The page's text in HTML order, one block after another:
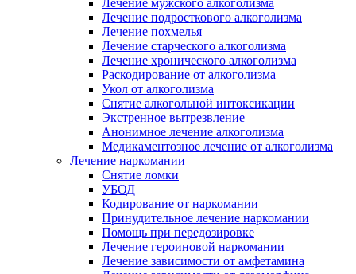
Лечение мужского алкоголизма
Лечение подросткового алкоголизма
Лечение похмелья
Лечение старческого алкоголизма
Лечение хронического алкоголизма
Раскодирование от алкоголизма
Укол от алкоголизма
Снятие алкогольной интоксикации
Экстренное вытрезвление
Анонимное лечение алкоголизма
Медикаментозное лечение от алкоголизма
Лечение наркомании
Снятие ломки
УБОД
Кодирование от наркомании
Принудительное лечение наркомании
Помощь при передозировке
Лечение героиновой наркомании
Лечение зависимости от амфетамина